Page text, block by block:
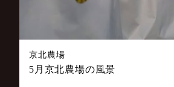
京北農場
5月京北農場の風景